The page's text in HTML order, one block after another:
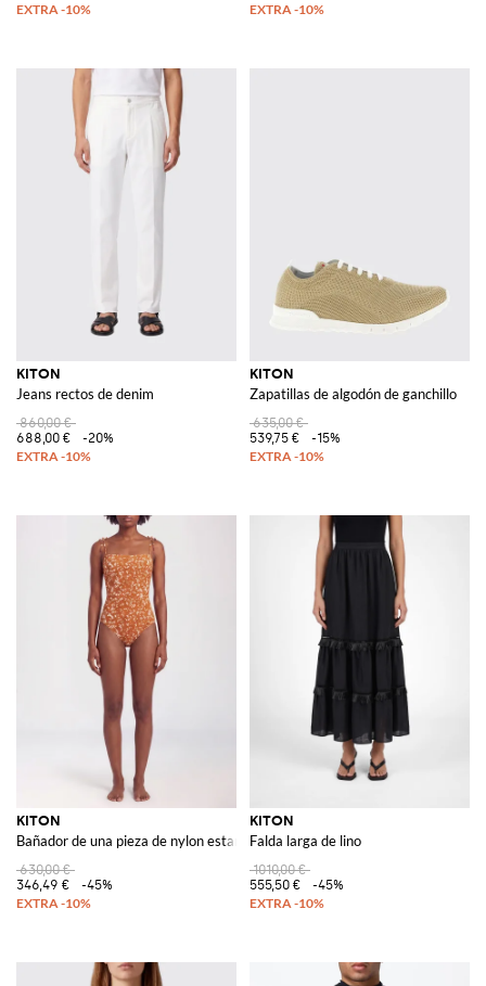
KITON
Jeans rectos de denim
860,00 €
688,00 €
-20%
KITON
Zapatillas de algodón de ganchillo
635,00 €
539,75 €
-15%
KITON
Bañador de una pieza de nylon estampado
630,00 €
346,49 €
-45%
KITON
Falda larga de lino
1010,00 €
555,50 €
-45%